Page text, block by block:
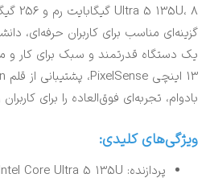
گزینه‌ای مناسب برای کاربران حرفه‌ای،
یک دستگاه قدرتمند و سبک برای کار و
بادوام، تجربه‌ای فوق‌العاده را برای
ویژگی‌های کلیدی:
پردازنده: Intel Core Ultra 5 135U